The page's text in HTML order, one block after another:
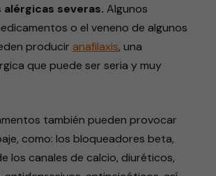
alérgicas severas. Algunos
o el veneno de algunos
producir anafilaxis, una
que puede ser seria y muy
también pueden provocar
como: los bloqueadores beta,
los canales de calcio, diuréticos,